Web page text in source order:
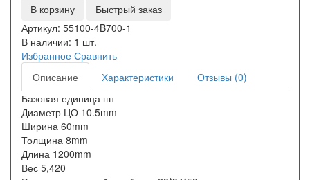
В корзину
Быстрый заказ
Артикул: 55100-4B700-1
В наличии: 1 шт.
Избранное Сравнить
Описание
Характеристики
Отзывы (0)
Базовая единица шт
Диаметр ЦО 10.5mm
Ширина 60mm
Толщина 8mm
Длина 1200mm
Вес 5,420